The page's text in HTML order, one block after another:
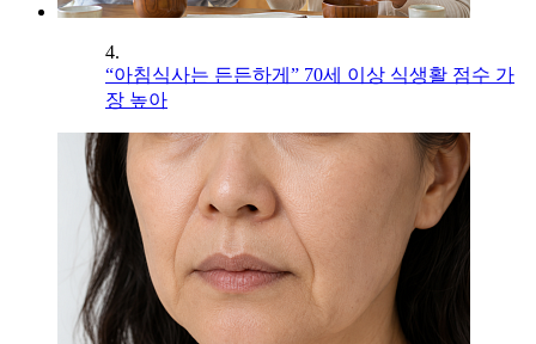
4.
“아침식사는 든든하게” 70세 이상 식생활 점수 가
장 높아